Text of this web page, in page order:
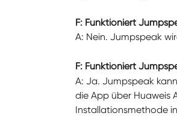
F: Funktioniert
A: Nein. Jumpspeak
F: Funktioniert
A: Ja. Jumpspeak
die App über Huaweis
Installationsmethode